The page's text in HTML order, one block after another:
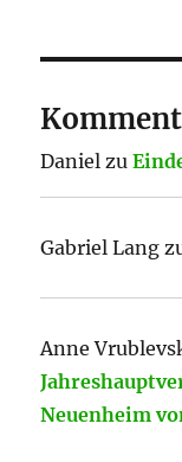
Daniel zu
Gabriel Lang
Anne
Neuenheim